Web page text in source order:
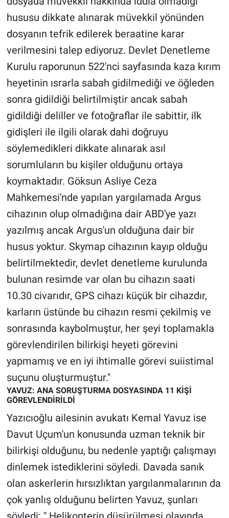
hususu dikkate alınarak müvekkil yönünden
dosyanın tefrik edilerek beraatine karar
verilmesini talep ediyoruz. Devlet Denetleme
Kurulu raporunun 522'nci sayfasında kaza kırım
heyetinin ısrarla sabah gidilmediği ve öğleden
sonra gidildiği belirtilmiştir ancak sabah
gidildiği deliller ve fotoğraflar ile sabittir, ilk
gidişleri ile ilgili olarak dahi doğruyu
söylemedikleri dikkate alınarak asıl
sorumluların bu kişiler olduğunu ortaya
koymaktadır. Göksun Asliye Ceza
Mahkemesi'nde yapılan yargılamada Argus
cihazının olup olmadığına dair ABD'ye yazı
yazılmış ancak Argus'un olduğuna dair bir
husus yoktur. Skymap cihazının kayıp olduğu
belirtilmektedir, devlet denetleme kurulunda
bulunan resimde var olan bu cihazın saati
10.30 civarıdır, GPS cihazı küçük bir cihazdır,
karların üstünde bu cihazın resmi çekilmiş ve
sonrasında kaybolmuştur, her şeyi toplamakla
görevlendirilen bilirkişi heyeti görevini
yapmamış ve en iyi ihtimalle görevi suiistimal
suçunu oluşturmuştur."
YAVUZ: ANA SORUŞTURMA DOSYASINDA 11 KİŞİ
GÖREVLENDİRİLDİ
Yazıcıoğlu ailesinin avukatı Kemal Yavuz ise
Davut Uçum'un konusunda uzman teknik bir
bilirkişi olduğunu, bu nedenle yaptığı çalışmayı
dinlemek istediklerini söyledi. Davada sanık
olan askerlerin hırsızlıktan yargılanmalarının da
çok yanlış olduğunu belirten Yavuz, şunları